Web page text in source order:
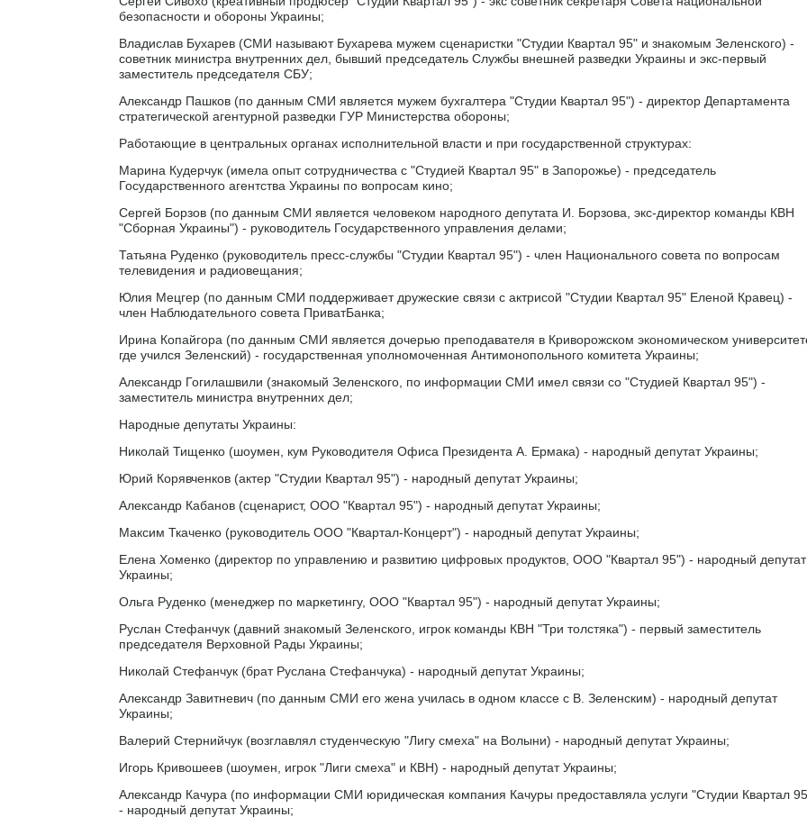
безопасности и обороны Украины;
Владислав Бухарев (СМИ называют Бухарева мужем сценаристки "Студии Квартал 95" и знакомым Зеленского) -
советник министра внутренних дел, бывший председатель Службы внешней разведки Украины и экс-первый
заместитель председателя СБУ;
Александр Пашков (по данным СМИ является мужем бухгалтера "Студии Квартал 95") - директор Департамента
стратегической агентурной разведки ГУР Министерства обороны;
Работающие в центральных органах исполнительной власти и при государственной структурах:
Марина Кудерчук (имела опыт сотрудничества с "Студией Квартал 95" в Запорожье) - председатель
Государственного агентства Украины по вопросам кино;
Сергей Борзов (по данным СМИ является человеком народного депутата И. Борзова, экс-директор команды КВН
"Сборная Украины") - руководитель Государственного управления делами;
Татьяна Руденко (руководитель пресс-службы "Студии Квартал 95") - член Национального совета по вопросам
телевидения и радиовещания;
Юлия Мецгер (по данным СМИ поддерживает дружеские связи с актрисой "Студии Квартал 95" Еленой Кравец) -
член Наблюдательного совета ПриватБанка;
Ирина Копайгора (по данным СМИ является дочерью преподавателя в Криворожском экономическом
где учился Зеленский) - государственная уполномоченная Антимонопольного комитета Украины;
Александр Гогилашвили (знакомый Зеленского, по информации СМИ имел связи со "Студией Квартал 95") -
заместитель министра внутренних дел;
Народные депутаты Украины:
Николай Тищенко (шоумен, кум Руководителя Офиса Президента А. Ермака) - народный депутат Украины;
Юрий Корявченков (актер "Студии Квартал 95") - народный депутат Украины;
Александр Кабанов (сценарист, ООО "Квартал 95") - народный депутат Украины;
Максим Ткаченко (руководитель ООО "Квартал-Концерт") - народный депутат Украины;
Елена Хоменко (директор по управлению и развитию цифровых продуктов, ООО "Квартал 95") - народный депутат
Украины;
Ольга Руденко (менеджер по маркетингу, ООО "Квартал 95") - народный депутат Украины;
Руслан Стефанчук (давний знакомый Зеленского, игрок команды КВН "Три толстяка") - первый заместитель
председателя Верховной Рады Украины;
Николай Стефанчук (брат Руслана Стефанчука) - народный депутат Украины;
Александр Завитневич (по данным СМИ его жена училась в одном классе с В. Зеленским) - народный депутат
Украины;
Валерий Стернийчук (возглавлял студенческую "Лигу смеха" на Волыни) - народный депутат Украины;
Игорь Кривошеев (шоумен, игрок "Лиги смеха" и КВН) - народный депутат Украины;
Александр Качура (по информации СМИ юридическая компания Качуры предоставляла услуги "Студии Квартал
- народный депутат Украины;